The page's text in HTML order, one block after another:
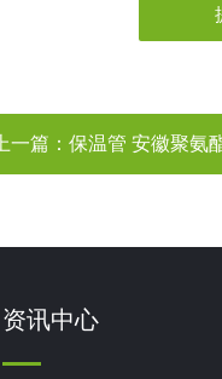
上一篇： 保温管 安徽聚氨酯
资讯中心